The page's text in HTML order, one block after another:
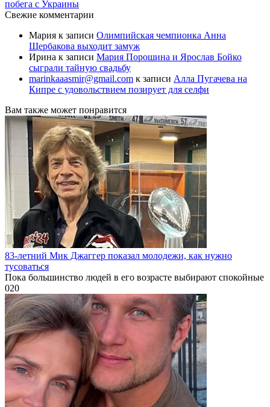
побега с Украины
Свежие комментарии
Мария к записи Олимпийская чемпионка Анна
Щербакова выходит замуж
Ирина к записи Мария Порошина и Ярослав Бойко
сыграли тайную свадьбу
marinkaaasmir@gmail.com к записи Алла Пугачева на
Кипре с удовольствием позирует для селфи
Вам также может понравится
83-летний Мик Джаггер показал молодежи, как нужно
тусоваться
Пока большинство людей в его возрасте выбирают спокойные
020